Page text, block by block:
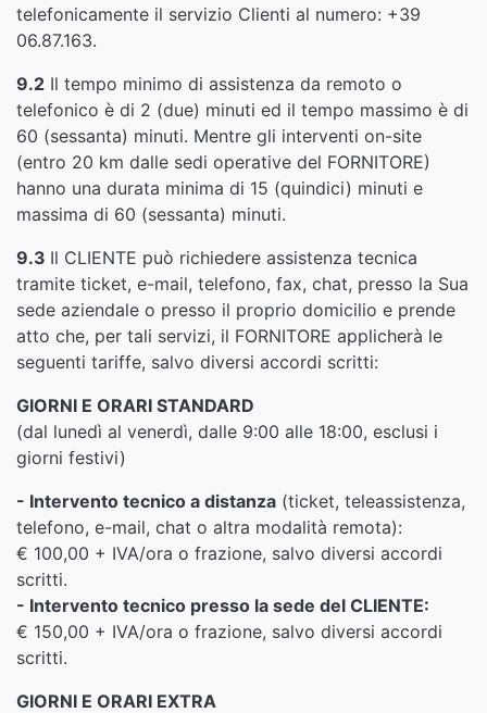
telefonicamente il servizio Clienti al numero: +39
06.87.163.
9.2 Il tempo minimo di assistenza da remoto o
telefonico è di 2 (due) minuti ed il tempo massimo è di
60 (sessanta) minuti. Mentre gli interventi on-site
(entro 20 km dalle sedi operative del FORNITORE)
hanno una durata minima di 15 (quindici) minuti e
massima di 60 (sessanta) minuti.
9.3 Il CLIENTE può richiedere assistenza tecnica
tramite ticket, e-mail, telefono, fax, chat, presso la Sua
sede aziendale o presso il proprio domicilio e prende
atto che, per tali servizi, il FORNITORE applicherà le
seguenti tariffe, salvo diversi accordi scritti:
GIORNI E ORARI STANDARD
(dal lunedì al venerdì, dalle 9:00 alle 18:00, esclusi i
giorni festivi)
- Intervento tecnico a distanza (ticket, teleassistenza,
telefono, e-mail, chat o altra modalità remota):
€ 100,00 + IVA/ora o frazione, salvo diversi accordi
scritti.
- Intervento tecnico presso la sede del CLIENTE:
€ 150,00 + IVA/ora o frazione, salvo diversi accordi
scritti.
GIORNI E ORARI EXTRA